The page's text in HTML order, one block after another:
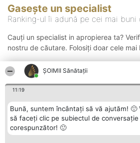
ŞOIMII Sănătații
11:19
Bună, suntem încântați să vă ajutăm! 🙂
să faceți clic pe subiectul de conversație
corespunzător! 🙂
Gasește un specialist
Ranking-ul îi adună pe cei mai
Cauți un specialist in apropierea ta?
nostru de căutare. Folosiți doar cele mai